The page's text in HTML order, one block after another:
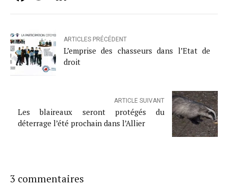
ARTICLES PRÉCÉDENT
L’emprise des chasseurs dans l’Etat de
droit
ARTICLE SUIVANT
Les blaireaux seront protégés du
déterrage l’été prochain dans l’Allier
3 commentaires